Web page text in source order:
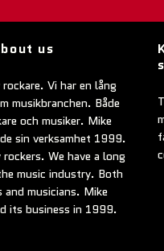
us
Vi har en lång
musikbranchen. Både
och musiker. Mike
sin verksamhet 1999.
We have a long
music industry. Both
and musicians. Mike
its business in 1999.